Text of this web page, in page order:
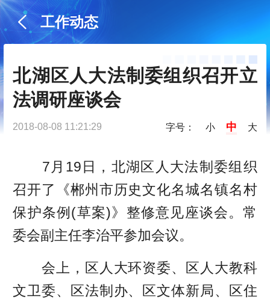
工作动态
北湖区人大法制委组织召开立
法调研座谈会
2018-08-08 11:21:29 字号： 小 中 大
7月19日，北湖区人大法制委组织
召开了《郴州市历史文化名城名镇名村
保护条例(草案)》整修意见座谈会。常
委会副主任李治平参加会议。
会上，区人大环资委、区人大教科
文卫委、区法制办、区文体新局、区住